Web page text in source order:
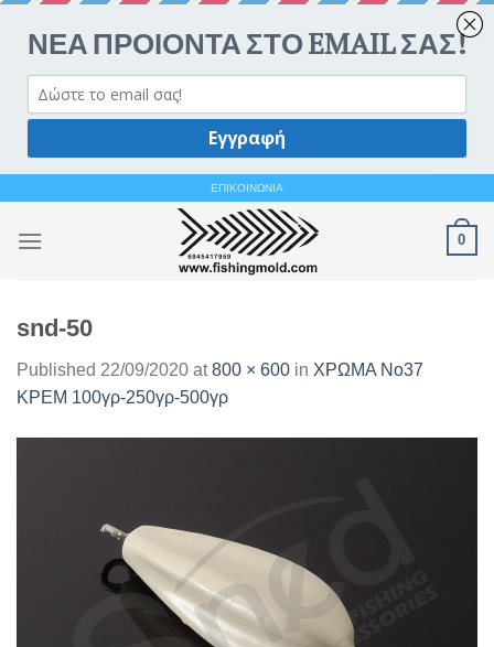
content
ΕΠΙΚΟΙΝΩΝΙΑ
0
snd-50
Published 22/09/2020 at800 × 600 in ΧΡΩΜΑ Νο37
ΚΡΕΜ 100γρ-250γρ-500γρ